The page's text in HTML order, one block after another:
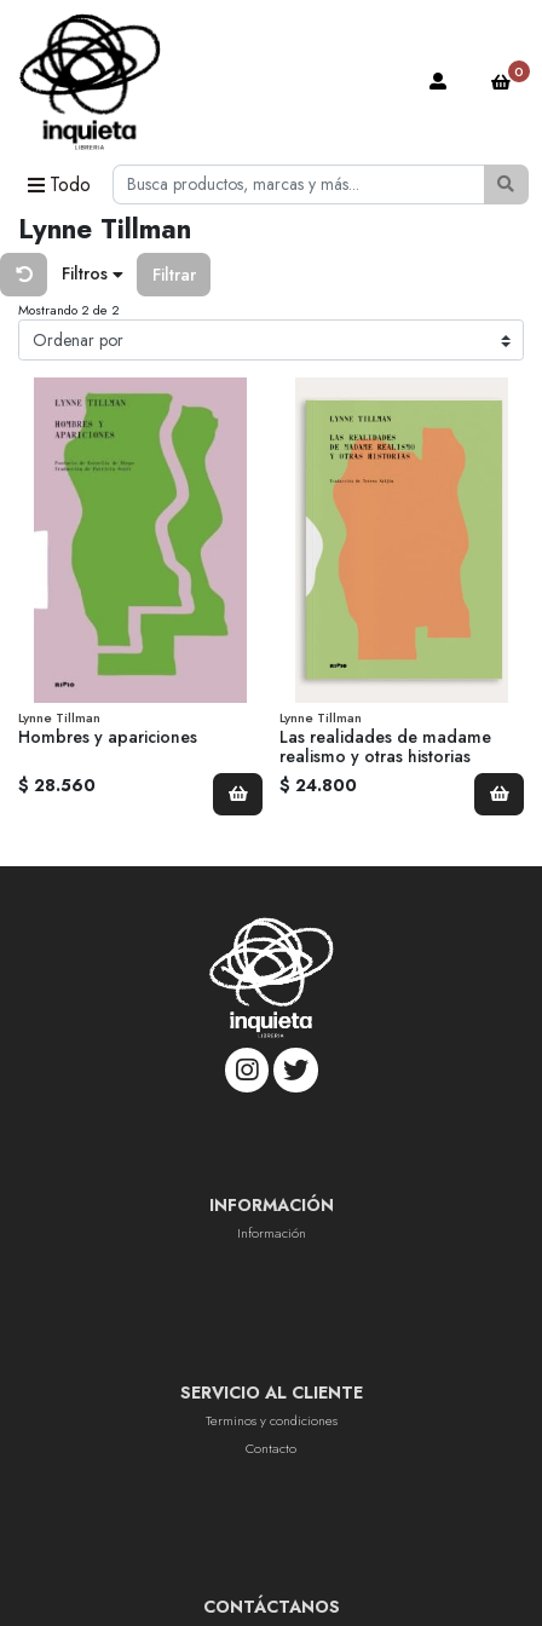
Todo
0
Lynne Tillman
Filtros Filtrar
Mostrando 2 de 2
Lynne Tillman
Hombres y apariciones
$ 28.560
Lynne Tillman
Las realidades de madame
realismo y otras historias
$ 24.800
INFORMACIÓN
Información
SERVICIO AL CLIENTE
Terminos y condiciones
Contacto
CONTÁCTANOS